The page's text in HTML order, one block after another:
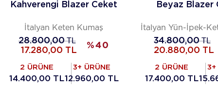
Kahverengi Blazer Ceket
İtalyan Keten Kumaş
28.800,00TL
17.280,00 TL
%40
2 ÜRÜNE
14.400,00 TL
3+ ÜRÜNE
12.960,00 TL
Beyaz Blazer
İtalyan Yün-İpek-
34.800,00TL
20.880,00 TL
2 ÜRÜNE
17.400,00 TL
3+